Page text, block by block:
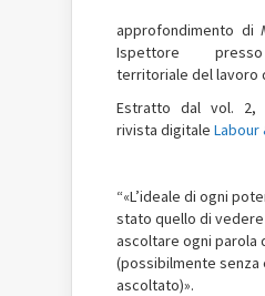
approfondimento di
Ispettore
territoriale del lavoro
Estratto dal vol. 2,
rivista digitale Labour
“«L’ideale di ogni
stato quello di
ascoltare ogni parola
(possibilmente senza
ascoltato)».